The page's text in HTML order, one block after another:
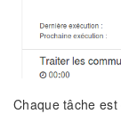
Chaque tâche